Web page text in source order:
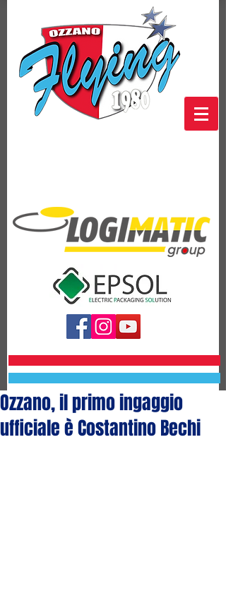
Ozzano, il primo ingaggio
ufficiale è Costantino Bechi